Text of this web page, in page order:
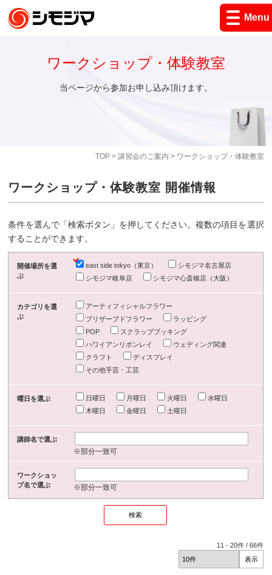
Menu
TOP> 講習会のご案内 > ワークショップ・体験教室
ワークショップ・体験教室
当ページから参加お申し込み頂けます。
ワークショップ・体験教室 開催情報
条件を選んで「検索ボタン」を押してください。複数の項目を選択
することができます。
開催場所を選
ぶ
east side tokyo（東京）
シモジマ名古屋店
シモジマ岐阜店
シモジマ心斎橋店（大阪）
カテゴリを選
ぶ
アーティフィシャルフラワー
プリザーブドフラワー
ラッピング
POP
スクラップブッキング
ハワイアンリボンレイ
ウェディング関連
クラフト
ディスプレイ
その他手芸・工芸
曜日を選ぶ 日曜日 月曜日 火曜日
水曜日
木曜日
金曜日 土曜日
講師名で選ぶ
※部分一致可
ワークショッ
プ名で選ぶ
※部分一致可
11 -20件 /66件